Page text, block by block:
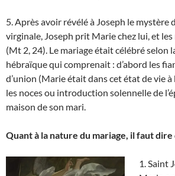
5. Après avoir révélé à Joseph le mystère
virginale, Joseph prit Marie chez lui, et
(Mt 2, 24). Le mariage était célébré selon
hébraïque qui comprenait : d’abord les
d’union (Marie était dans cet état de vie
les noces ou introduction solennelle de
maison de son mari.
Quant à la nature du mariage, il faut dire
1. Saint